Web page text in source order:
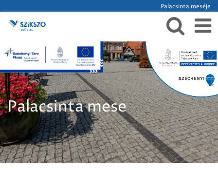
Palacsinta meséje
Palacsinta mese